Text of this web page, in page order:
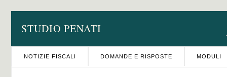
STUDIO PENATI
NOTIZIE FISCALI DOMANDE E RISPOSTE MODULI